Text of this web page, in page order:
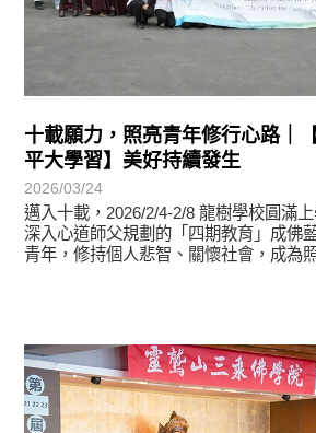
十載願力，照亮青年修行心路｜
平大學習】美好持續發生
2026/03/24
邁入十載，2026/2/4-2/8 龍樹學校圓滿
深入心道師父規劃的「四期教育」成佛
青年，修持個人悲智、關懷社會，成為